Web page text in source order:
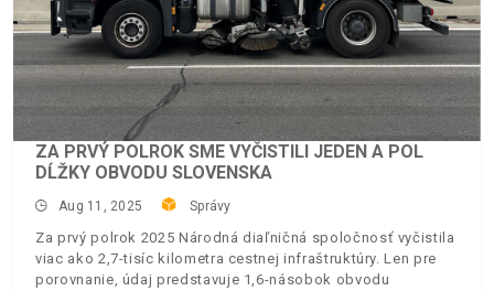
ZA PRVÝ POLROK SME VYČISTILI JEDEN A POL
DĹŽKY OBVODU SLOVENSKA
Aug 11, 2025 Správy
Za prvý polrok 2025 Národná diaľničná spoločnosť vyčistila
viac ako 2,7-tisíc kilometra cestnej infraštruktúry. Len pre
porovnanie, údaj predstavuje 1,6-násobok obvodu